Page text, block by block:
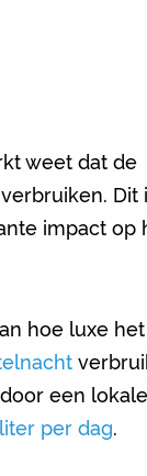
weet dat de
Dit
impact op
hoe luxe
een lokale
per dag.